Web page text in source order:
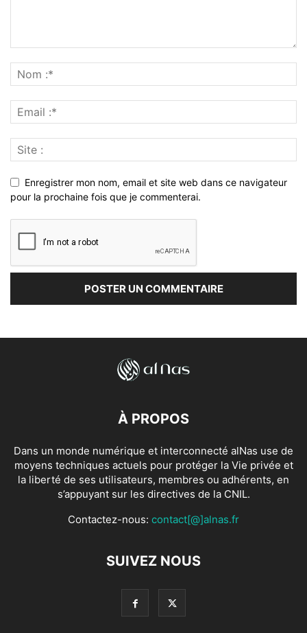
Enregistrer mon nom, email et site web dans ce navigateur
pour la prochaine fois que je commenterai.
À PROPOS
Dans un monde numérique et interconnecté alNas use de
moyens techniques actuels pour protéger la Vie privée et
la liberté de ses utilisateurs, membres ou adhérents, en
s’appuyant sur les directives de la CNIL.
Contactez-nous: contact[@]alnas.fr
SUIVEZ NOUS